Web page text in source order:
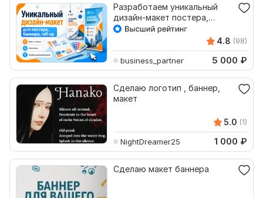
Разработаем уникальный
дизайн-макет постера,
баннера, roll-up
4.8 (98)
business_partner 5 000 ₽
Сделаю логотип , баннер,
макет
5.0 (1)
NightDreamer25 1 000 ₽
Сделаю макет баннера